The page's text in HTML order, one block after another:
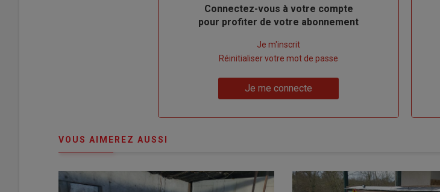
Body
Connectez-vous à votre compte
pour profiter de votre abonnement
compte"
Je m'inscrit
Réinitialiser votre mot de passe
Je me connecte
VOUS AIMEREZ AUSSI